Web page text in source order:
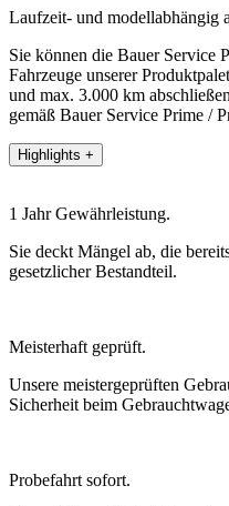
Laufzeit- und modellabhängig
Sie können die Bauer Service
Fahrzeuge unserer
und max. 3.000 km
gemäß Bauer Service Prime /
Highlights +
1 Jahr Gewährleistung.
Sie deckt Mängel ab, die
gesetzlicher Bestandteil.
Meisterhaft geprüft.
Unsere meistergeprüften
Sicherheit beim
Probefahrt sofort.